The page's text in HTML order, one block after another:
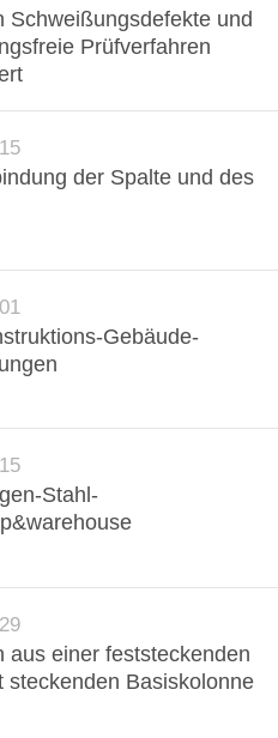
Schweißungsdefekte und
Prüfverfahren
der Spalte und des
Gebäude-
Stahl-
aus einer feststeckenden
steckenden Basiskolonne